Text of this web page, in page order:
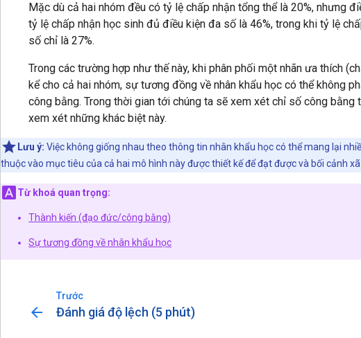
Mặc dù cả hai nhóm đều có tỷ lệ chấp nhận tổng thể là 20%, nhưng
tỷ lệ chấp nhận học sinh đủ điều kiện đa số là 46%, trong khi tỷ lệ
số chỉ là 27%.
Trong các trường hợp như thế này, khi phân phối một nhãn ưa thích
kể cho cả hai nhóm, sự tương đồng về nhân khẩu học có thể không
công bằng. Trong thời gian tới chúng ta sẽ xem xét chỉ số công bằng
xem xét những khác biệt này.
Lưu ý: Việc không giống nhau theo thông tin nhân khẩu học có thể mang lại
thuộc vào mục tiêu của cả hai mô hình này được thiết kế để đạt được và bối cảnh
Từ khoá quan trọng:
Thành kiến (đạo đức/công bằng)
Sự tương đồng về nhân khẩu học
Trước
arrow_back Đánh giá độ lệch (5 phút)